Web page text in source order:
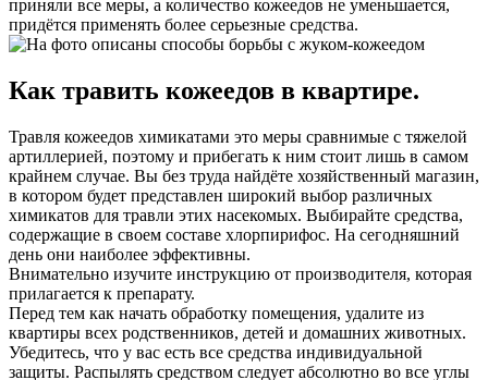
приняли все меры, а количество кожеедов не уменьшается,
придётся применять более серьезные средства.
Как травить кожеедов в квартире.
Травля кожеедов химикатами это меры сравнимые с тяжелой
артиллерией, поэтому и прибегать к ним стоит лишь в самом
крайнем случае. Вы без труда найдёте хозяйственный магазин,
в котором будет представлен широкий выбор различных
химикатов для травли этих насекомых. Выбирайте средства,
содержащие в своем составе хлорпирифос. На сегодняшний
день они наиболее эффективны.
Внимательно изучите инструкцию от производителя, которая
прилагается к препарату.
Перед тем как начать обработку помещения, удалите из
квартиры всех родственников, детей и домашних животных.
Убедитесь, что у вас есть все средства индивидуальной
защиты. Распылять средством следует абсолютно во все углы